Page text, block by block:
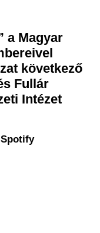
a Magyar
következő
Fullár
Intézet
Spotify